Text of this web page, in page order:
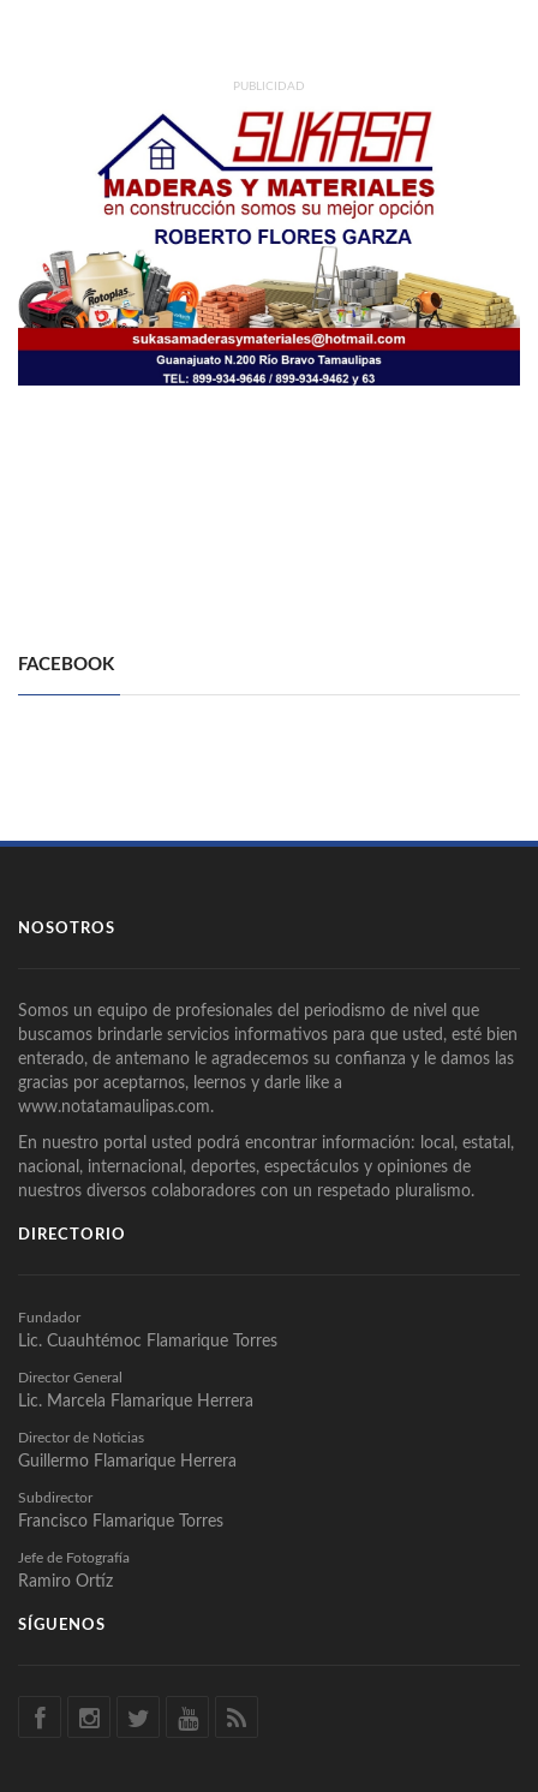
PUBLICIDAD
FACEBOOK
NOSOTROS
Somos un equipo de profesionales del periodismo de nivel que
buscamos brindarle servicios informativos para que usted, esté bien
enterado, de antemano le agradecemos su confianza y le damos las
gracias por aceptarnos, leernos y darle like a
www.notatamaulipas.com.
En nuestro portal usted podrá encontrar información: local, estatal,
nacional, internacional, deportes, espectáculos y opiniones de
nuestros diversos colaboradores con un respetado pluralismo.
DIRECTORIO
Fundador
Lic. Cuauhtémoc Flamarique Torres
Director General
Lic. Marcela Flamarique Herrera
Director de Noticias
Guillermo Flamarique Herrera
Subdirector
Francisco Flamarique Torres
Jefe de Fotografía
Ramiro Ortíz
SÍGUENOS